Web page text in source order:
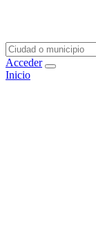
Acceder
Inicio